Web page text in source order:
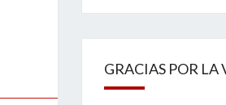
GRACIAS POR LA